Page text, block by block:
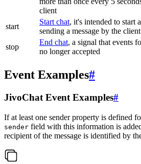
client
start
Start chat, it's intended to start
sending a message by the client
stop
End chat, a signal that events
no longer accepted
Event Examples#
JivoChat Event Examples#
If at least one sender property is defined
sender field with this information is
recipient of the message is identified by